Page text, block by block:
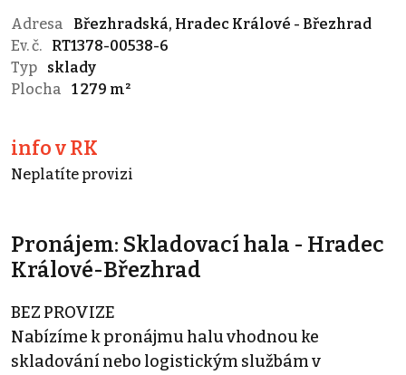
Adresa
Březhradská, Hradec Králové - Březhrad
Ev. č.
RT1378-00538-6
Typ
sklady
Plocha
1 279 m²
info v RK
Neplatíte provizi
Pronájem: Skladovací hala - Hradec
Králové-Březhrad
BEZ PROVIZE
Nabízíme k pronájmu halu vhodnou ke
skladování nebo logistickým službám v